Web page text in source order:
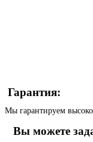
Гарантия:
Мы гарантируем
Вы можете